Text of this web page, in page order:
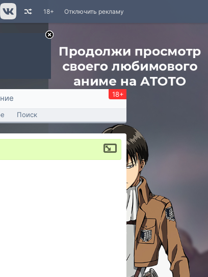
Отключить рекламу
18+
18+
Поиск